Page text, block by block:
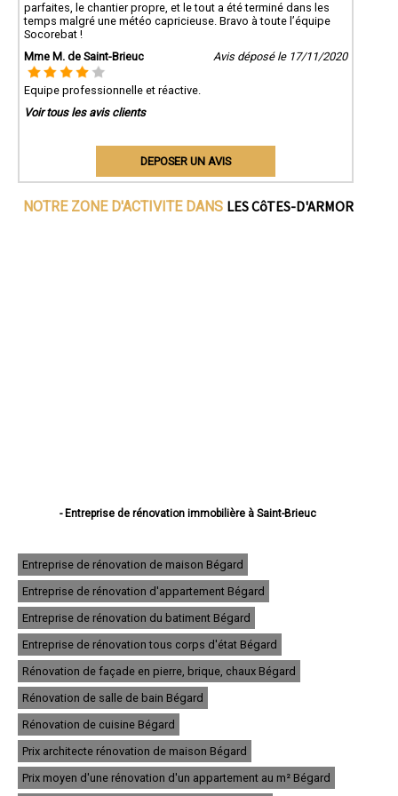
parfaites, le chantier propre, et le tout a été terminé dans les
temps malgré une météo capricieuse. Bravo à toute l’équipe
Socorebat !
Mme M. de Saint-Brieuc
Avis déposé le 17/11/2020
Equipe professionnelle et réactive.
Voir tous les avis clients
DEPOSER UN AVIS
NOTRE ZONE D'ACTIVITE DANS LES CôTES-D'ARMOR
- Entreprise de rénovation immobilière à Saint-Brieuc
- Entreprise de rénovation immobilière à Lamballe
- Entreprise de rénovation immobilière à Ploufragan
- Entreprise de rénovation immobilière à Dinan
- Entreprise de rénovation immobilière à Loudéac
- Entreprise de rénovation immobilière à Paimpol
- Entreprise de rénovation immobilière à Trégueux
- Entreprise de rénovation immobilière à Guingamp
- Entreprise de rénovation immobilière à Perros-Guirec
- Entreprise de rénovation immobilière à Langueux
- Entreprise de rénovation immobilière à Plédran
- Entreprise de rénovation immobilière à Pordic
- Entreprise de rénovation immobilière à Ploumagoar
- Entreprise de rénovation immobilière à Yffiniac
- Entreprise de rénovation immobilière à Plouha
- Entreprise de rénovation immobilière à Bégard
Entreprise de rénovation de maison Bégard
Entreprise de rénovation d'appartement Bégard
Entreprise de rénovation du batiment Bégard
Entreprise de rénovation tous corps d'état Bégard
Rénovation de façade en pierre, brique, chaux Bégard
Rénovation de salle de bain Bégard
Rénovation de cuisine Bégard
Prix architecte rénovation de maison Bégard
Prix moyen d'une rénovation d'un appartement au m² Bégard